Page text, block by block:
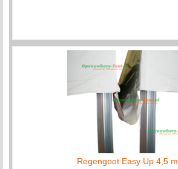
Regengoot Easy Up 4,5 m